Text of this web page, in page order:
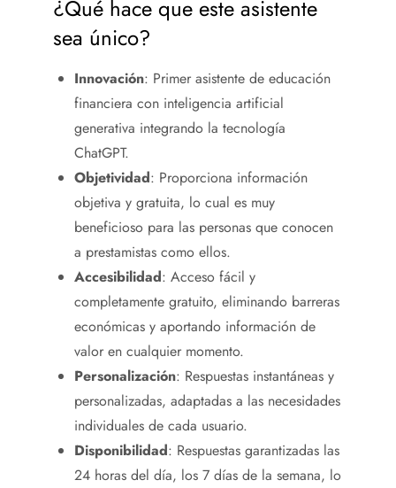
¿Qué hace que este asistente
sea único?
Innovación: Primer asistente de educación
financiera con inteligencia artificial
generativa integrando la tecnología
ChatGPT.
Objetividad: Proporciona información
objetiva y gratuita, lo cual es muy
beneficioso para las personas que conocen
a prestamistas como ellos.
Accesibilidad: Acceso fácil y
completamente gratuito, eliminando barreras
económicas y aportando información de
valor en cualquier momento.
Personalización: Respuestas instantáneas y
personalizadas, adaptadas a las necesidades
individuales de cada usuario.
Disponibilidad: Respuestas garantizadas las
24 horas del día, los 7 días de la semana, lo